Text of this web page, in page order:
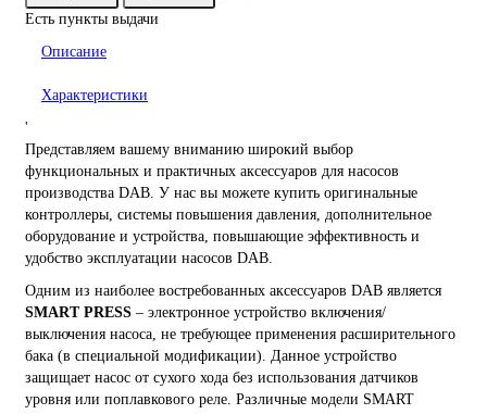
Есть пункты выдачи
Описание
Характеристики
'
Представляем вашему вниманию широкий выбор
функциональных и практичных аксессуаров для насосов
производства DAB. У нас вы можете купить оригинальные
контроллеры, системы повышения давления, дополнительное
оборудование и устройства, повышающие эффективность и
удобство эксплуатации насосов DAB.
Одним из наиболее востребованных аксессуаров DAB является
SMART PRESS – электронное устройство включения/
выключения насоса, не требующее применения расширительного
бака (в специальной модификации). Данное устройство
защищает насос от сухого хода без использования датчиков
уровня или поплавкового реле. Различные модели SMART